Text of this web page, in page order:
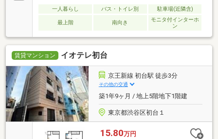
一人暮らし バス・トイレ別 駐車場(近隣含)
最上階 南向き
モニタ付インターホ
ン
賃貸マンション イオテレ初台
京王新線 初台駅 徒歩3分
その他の交通
築1年9ヶ月 / 地上5階地下1階建
東京都渋谷区初台１
15.80万円